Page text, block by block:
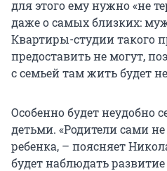
для этого ему нужно «не
даже о самых близких:
Квартиры-студии такого
предоставить не могут,
с семьей там жить будет
Особенно будет неудобно
детьми. «Родители сами
ребенка, – поясняет
будет наблюдать